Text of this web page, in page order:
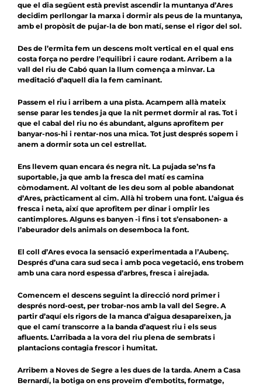
que el dia següent està previst ascendir la muntanya d’Ares
decidim perllongar la marxa i dormir als peus de la muntanya,
amb el propòsit de pujar-la de bon matí, sense el rigor del sol.
Des de l’ermita fem un descens molt vertical en el qual ens
costa força no perdre l’equilibri i caure rodant. Arribem a la
vall del riu de Cabó quan la llum comença a minvar. La
meditació d’aquell dia la fem caminant.
Passem el riu i arribem a una pista. Acampem allà mateix
sense parar les tendes ja que la nit permet dormir al ras. Tot i
que el cabal del riu no és abundant, alguns aprofitem per
banyar-nos-hi i rentar-nos una mica. Tot just després sopem i
anem a dormir sota un cel estrellat.
Ens llevem quan encara és negra nit. La pujada se’ns fa
suportable, ja que amb la fresca del matí es camina
còmodament. Al voltant de les deu som al poble abandonat
d’Ares, pràcticament al cim. Allà hi trobem una font. L’aigua és
fresca i neta, així que aprofitem per dinar i omplir les
cantimplores. Alguns es banyen -i fins i tot s’ensabonen- a
l’abeurador dels animals on desemboca la font.
El coll d’Ares evoca la sensació experimentada a l’Aubenç.
Després d’una cara sud seca i amb poca vegetació, ens trobem
amb una cara nord espessa d’arbres, fresca i airejada.
Comencem el descens seguint la direcció nord primer i
després nord-oest, per trobar-nos amb la vall del Segre. A
partir d’aquí els rigors de la manca d’aigua desapareixen, ja
que el camí transcorre a la banda d’aquest riu i els seus
afluents. L’arribada a la vora del riu plena de sembrats i
plantacions contagia frescor i humitat.
Arribem a Noves de Segre a les dues de la tarda. Anem a Casa
Bernardí, la botiga on ens proveïm d’embotits, formatge,